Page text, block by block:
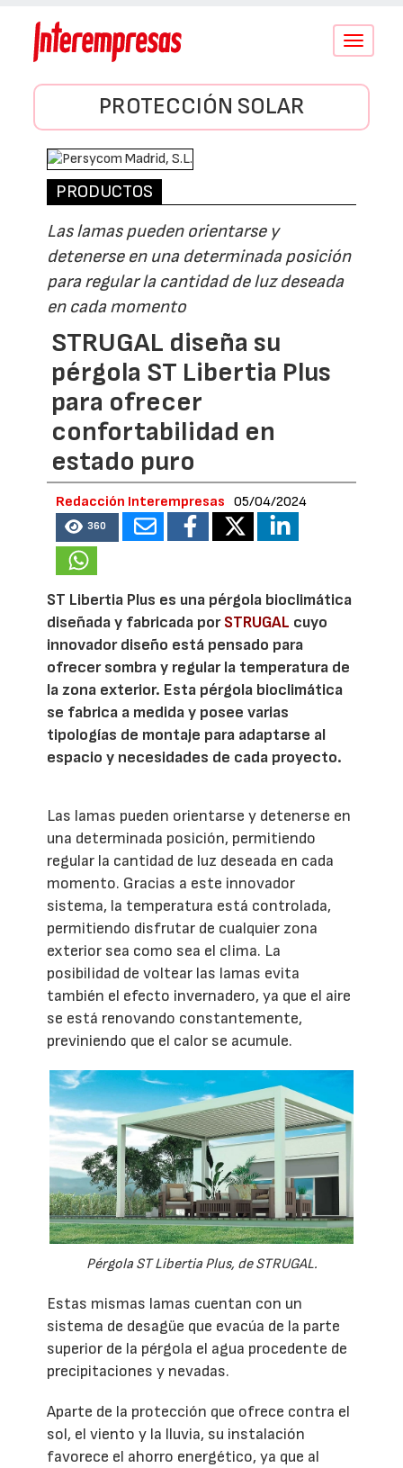
Conmutar
PROTECCIÓN SOLAR
PRODUCTOS
Las lamas pueden orientarse y
detenerse en una determinada posición
para regular la cantidad de luz deseada
en cada momento
STRUGAL diseña su
pérgola ST Libertia Plus
para ofrecer
confortabilidad en
estado puro
Redacción Interempresas 05/04/2024
360
ST Libertia Plus es una pérgola bioclimática
diseñada y fabricada porSTRUGAL cuyo
innovador diseño está pensado para
ofrecer sombra y regular la temperatura de
la zona exterior. Esta pérgola bioclimática
se fabrica a medida y posee varias
tipologías de montaje para adaptarse al
espacio y necesidades de cada proyecto.
Las lamas pueden orientarse y detenerse en
una determinada posición, permitiendo
regular la cantidad de luz deseada en cada
momento. Gracias a este innovador
sistema, la temperatura está controlada,
permitiendo disfrutar de cualquier zona
exterior sea como sea el clima. La
posibilidad de voltear las lamas evita
también el efecto invernadero, ya que el aire
se está renovando constantemente,
previniendo que el calor se acumule.
Pérgola ST Libertia Plus, de STRUGAL.
Estas mismas lamas cuentan con un
sistema de desagüe que evacúa de la parte
superior de la pérgola el agua procedente de
precipitaciones y nevadas.
Aparte de la protección que ofrece contra el
sol, el viento y la lluvia, su instalación
favorece el ahorro energético, ya que al